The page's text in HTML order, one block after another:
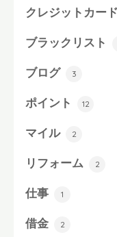
クレジットカード
ブラックリスト
ブログ 3
ポイント 12
マイル 2
リフォーム 2
仕事 1
借金 2